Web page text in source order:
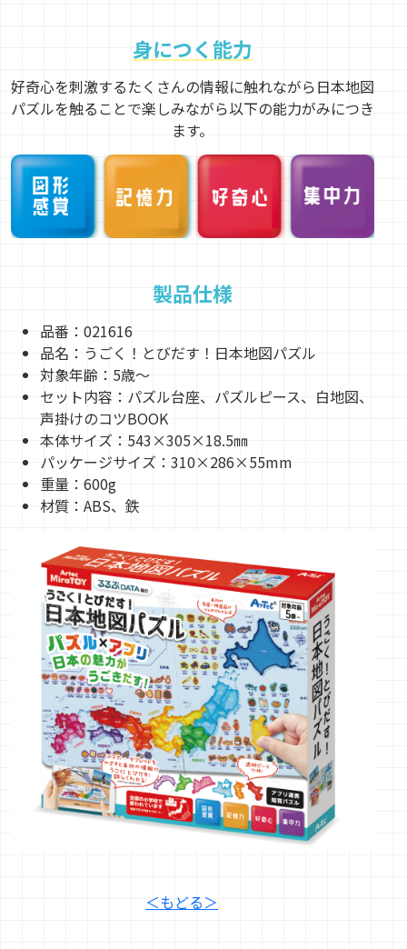
身につく能力
好奇心を刺激するたくさんの情報に触れながら日本地図
パズルを触ることで楽しみながら以下の能力がみにつき
ます。
製品仕様
品番：021616
品名：うごく！とびだす！日本地図パズル
対象年齢：5歳～
セット内容：パズル台座、パズルピース、白地図、
声掛けのコツBOOK
本体サイズ：543×305×18.5㎜
パッケージサイズ：310×286×55mm
重量：600g
材質：ABS、鉄
＜もどる＞